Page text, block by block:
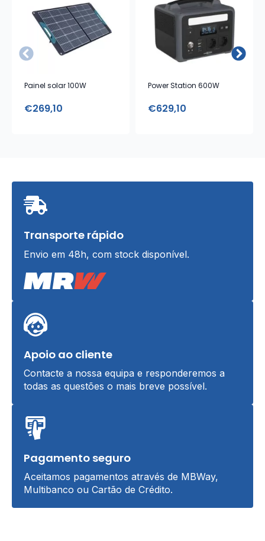
Painel solar 100W
€269,10
Power Station 600W
€629,10
Transporte rápido
Envio em 48h, com stock disponível.
Apoio ao cliente
Contacte a nossa equipa e responderemos a
todas as questões o mais breve possível.
Pagamento seguro
Aceitamos pagamentos através de MBWay,
Multibanco ou Cartão de Crédito.